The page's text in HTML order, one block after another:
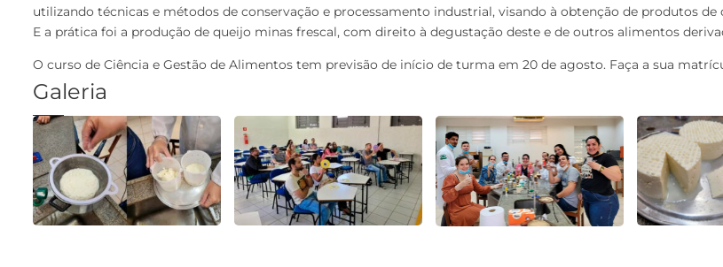
utilizando técnicas e métodos de conservação e processamento industrial, visando à obtenção de produtos de
E a prática foi a produção de queijo minas frescal, com direito à degustação deste e de outros alimentos
O curso de Ciência e Gestão de Alimentos tem previsão de início de turma em 20 de agosto. Faça a sua
Galeria